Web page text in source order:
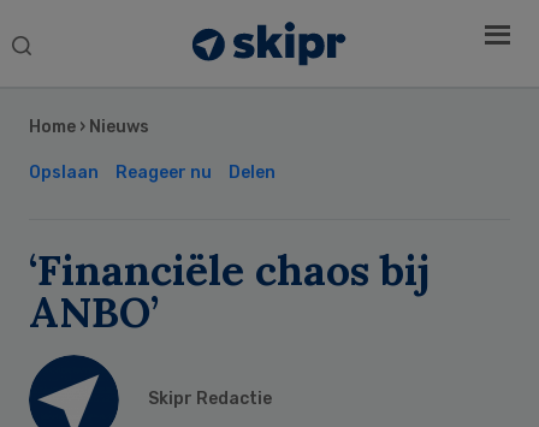
Search
Home › Nieuws
Opslaan Reageer nu Delen
‘Financiële chaos bij
ANBO’
Skipr Redactie
Sidebar